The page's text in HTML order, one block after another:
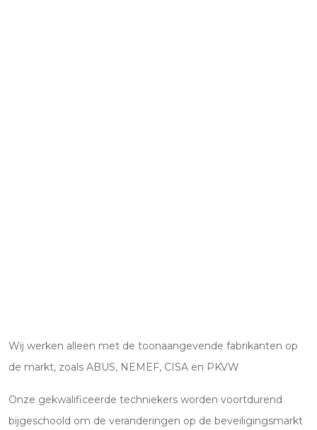
Wij werken alleen met de toonaangevende fabrikanten op
de markt, zoals ABUS, NEMEF, CISA en PKVW
Onze gekwalificeerde techniekers worden voortdurend
bijgeschoold om de veranderingen op de beveiligingsmarkt